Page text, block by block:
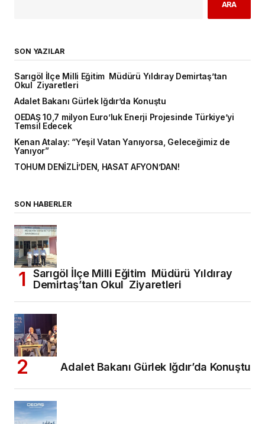
ARA
SON YAZILAR
Sarıgöl İlçe Milli Eğitim Müdürü Yıldıray Demirtaş’tan
Okul Ziyaretleri
Adalet Bakanı Gürlek Iğdır’da Konuştu
OEDAŞ 10,7 milyon Euro’luk Enerji Projesinde Türkiye’yi
Temsil Edecek
Kenan Atalay: “Yeşil Vatan Yanıyorsa, Geleceğimiz de
Yanıyor”
TOHUM DENİZLİ’DEN, HASAT AFYON’DAN!
SON HABERLER
Sarıgöl İlçe Milli Eğitim Müdürü Yıldıray
Demirtaş’tan Okul Ziyaretleri
Adalet Bakanı Gürlek Iğdır’da Konuştu